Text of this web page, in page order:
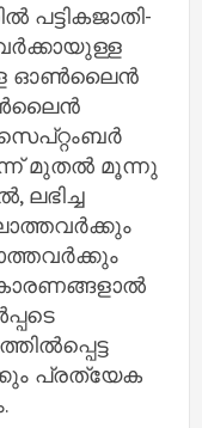
പട്ടികജാതി-
ഓൺലൈൻ
മുതൽ മൂന്നു
കാരണങ്ങളാൽ
പ്രത്യേക